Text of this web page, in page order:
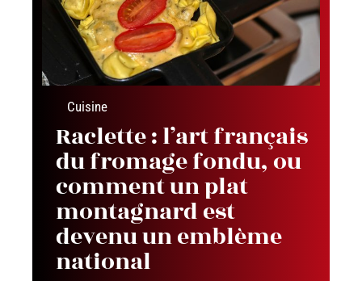
Cuisine
Raclette : l’art français
du fromage fondu, ou
comment un plat
montagnard est
devenu un emblème
national